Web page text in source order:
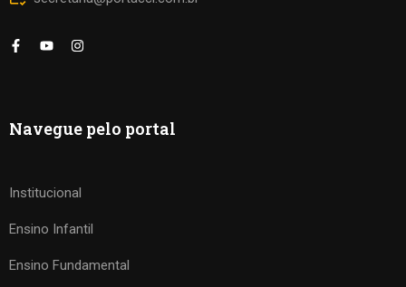
Navegue pelo portal
Institucional
Ensino Infantil
Ensino Fundamental